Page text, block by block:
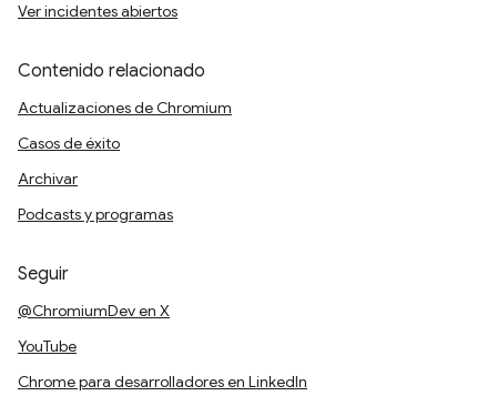
Ver incidentes abiertos
Contenido relacionado
Actualizaciones de Chromium
Casos de éxito
Archivar
Podcasts y programas
Seguir
@ChromiumDev en X
YouTube
Chrome para desarrolladores en LinkedIn